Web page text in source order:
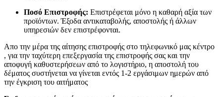
Ποσό Επιστροφής: Επιστρέφεται μόνο η καθαρή αξία των
προϊόντων. Έξοδα αντικαταβολής, αποστολής ή άλλων
υπηρεσιών δεν επιστρέφονται.
Απο την μέρα της αίτησης επιστροφής στο τηλεφωνικό μας κέντρο
, για την ταχύτερη επεξεργασία της επιστροφής σας και την
αποφυγή καθυστερήσεων από το λογιστήριο, η αποστολή του
δέματος συστήνεται να γίνεται εντός 1-2 εργάσιμων ημερών από
την έγκριση του αιτήματος